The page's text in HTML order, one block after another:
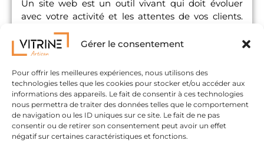
Gérer le consentement
Pour offrir les meilleures expériences, nous utilisons des
technologies telles que les cookies pour stocker et/ou accéder aux
informations des appareils. Le fait de consentir à ces technologies
nous permettra de traiter des données telles que le comportement
de navigation ou les ID uniques sur ce site. Le fait de ne pas
consentir ou de retirer son consentement peut avoir un effet
négatif sur certaines caractéristiques et fonctions.
Un site web est un outil vivant qui doit évoluer
avec votre activité et les attentes de vos clients.
touches, fera toute la différence.
FAQ : VOS QUESTIONS
SUR LES FREINS À LA
CONVERSION
Comment savoir si mon site convertit